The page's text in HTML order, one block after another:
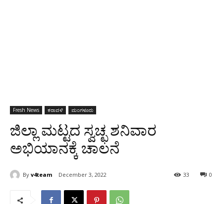
Fresh News ಕರಾವಳಿ ಮಂಗಳೂರು
ಜಿಲ್ಲಾ ಮಟ್ಟದ ಸ್ವಚ್ಛ ಶನಿವಾರ
ಅಭಿಯಾನಕ್ಕೆ ಚಾಲನೆ
By v4team December 3, 2022 0
33